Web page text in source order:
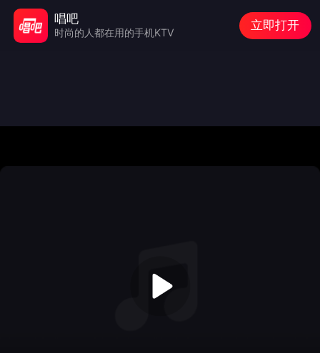
唱吧
时尚的人都在用的手机KTV
立即打开